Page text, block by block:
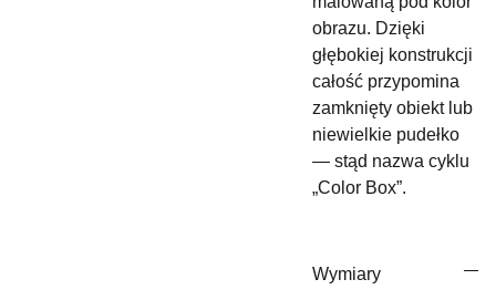
obrazu. Dzięki
głębokiej konstrukcji
całość przypomina
zamknięty obiekt lub
niewielkie pudełko
— stąd nazwa cyklu
„Color Box”.
Wymiary